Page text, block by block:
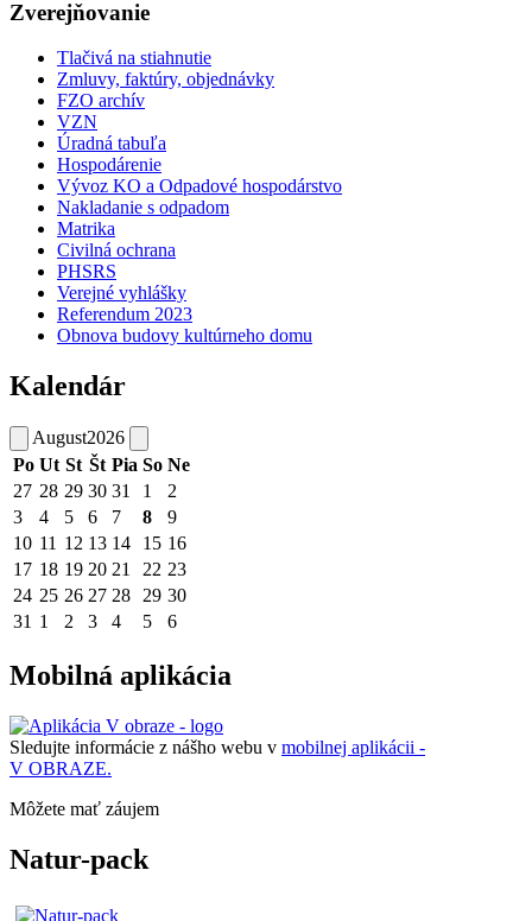
Zverejňovanie
Tlačivá na stiahnutie
Zmluvy, faktúry, objednávky
FZO archív
VZN
Úradná tabuľa
Hospodárenie
Vývoz KO a Odpadové hospodárstvo
Nakladanie s odpadom
Matrika
Civilná ochrana
PHSRS
Verejné vyhlášky
Referendum 2023
Obnova budovy kultúrneho domu
Kalendár
August2026
Po Ut St Št Pia So Ne
27 28 29 30 31 1
2
3
4 5 6 7 8
9
10 11 12 13 14 15 16
17 18 19 20 21 22 23
24 25 26 27 28 29 30
31 1 2 3 4 5 6
Mobilná aplikácia
Sledujte informácie z nášho webu v mobilnej aplikácii -
V OBRAZE.
Môžete mať záujem
Natur-pack